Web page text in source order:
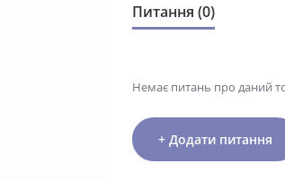
Питання (0)
Немає питань про даний
+ Додати питання